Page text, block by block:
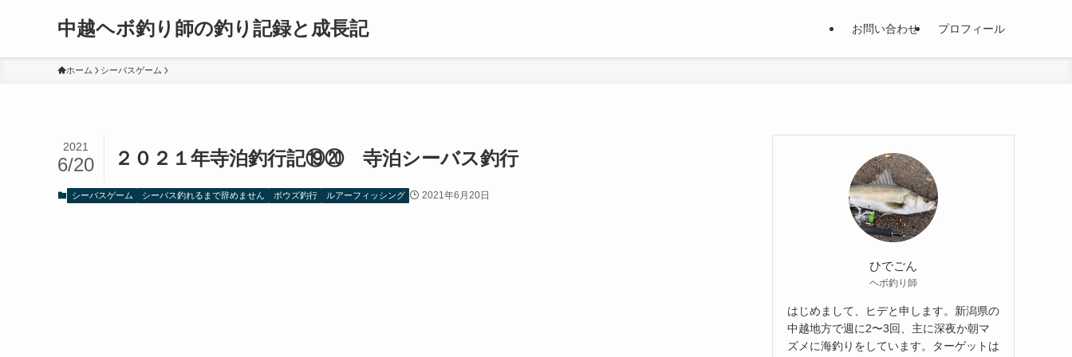
中越ヘボ釣り師の釣り記録と成長記 お問い合わせ プロフィール
ホーム シーバスゲーム
２０２１年寺泊釣行記⑲⑳ 寺泊シーバス釣行
2021
6/20
シーバスゲーム シーバス釣れるまで辞めません ボウズ釣行 ルアーフィッシング 2021年6月20日
ひでごん
ヘボ釣り師
はじめまして、ヒデと申します。新潟県の
中越地方で週に2〜3回、主に深夜か朝マ
ズメに海釣りをしています。ターゲットは